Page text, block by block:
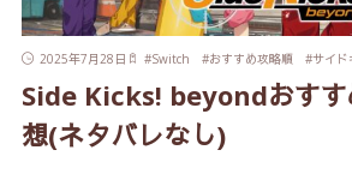
2025年7月28日 #Switch #おすすめ攻略順 #サイド
Side Kicks! beyondおす
想(ネタバレなし)